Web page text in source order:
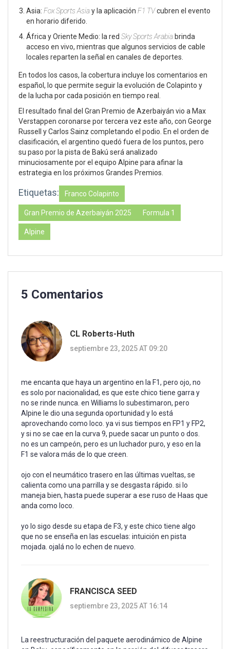
Asia: Fox Sports Asiay la aplicación F1 TVcubren el evento
en horario diferido.
África y Oriente Medio: la red Sky Sports Arabia brinda
acceso en vivo, mientras que algunos servicios de cable
locales reparten la señal en canales de deportes.
En todos los casos, la cobertura incluye los comentarios en
español, lo que permite seguir la evolución de Colapinto y
de la lucha por cada posición en tiempo real.
El resultado final del Gran Premio de Azerbaiyán vio a Max
Verstappen coronarse por tercera vez este año, con George
Russell y Carlos Sainz completando el podio. En el orden de
clasificación, el argentino quedó fuera de los puntos, pero
su paso por la pista de Bakú será analizado
minuciosamente por el equipo Alpine para afinar la
estrategia en los próximos Grandes Premios.
Etiquetas: Franco Colapinto
Gran Premio de Azerbaiyán 2025 Formula 1
Alpine
5 Comentarios
CL Roberts-Huth
septiembre 23, 2025 AT 09:20
me encanta que haya un argentino en la F1, pero ojo, no
es solo por nacionalidad, es que este chico tiene garra y
no se rinde nunca. en Williams lo subestimaron, pero
Alpine le dio una segunda oportunidad y lo está
aprovechando como loco. ya vi sus tiempos en FP1 y FP2,
y si no se cae en la curva 9, puede sacar un punto o dos.
no es un campeón, pero es un luchador puro, y eso en la
F1 se valora más de lo que creen.
ojo con el neumático trasero en las últimas vueltas, se
calienta como una parrilla y se desgasta rápido. si lo
maneja bien, hasta puede superar a ese ruso de Haas que
anda como loco.
yo lo sigo desde su etapa de F3, y este chico tiene algo
que no se enseña en las escuelas: intuición en pista
mojada. ojalá no lo echen de nuevo.
FRANCISCA SEED
septiembre 23, 2025 AT 16:14
La reestructuración del paquete aerodinámico de Alpine